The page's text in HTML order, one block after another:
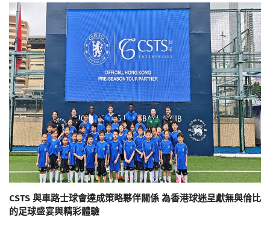
CSTS 與車路士球會達成策略夥伴關係 為香港球迷呈獻無與倫比
的足球盛宴與精彩體驗